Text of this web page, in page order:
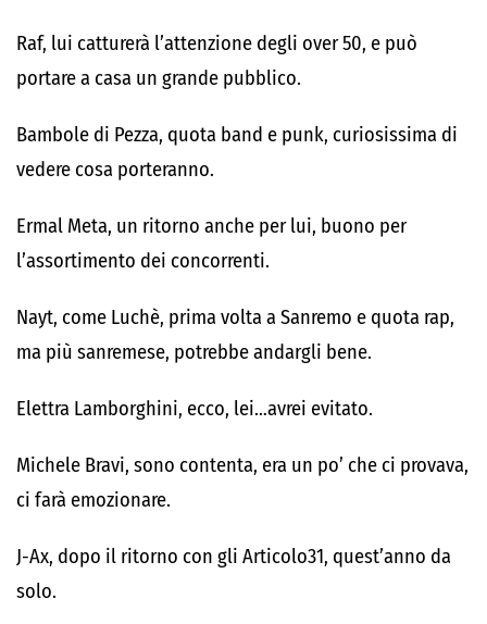
Raf, lui catturerà l’attenzione degli over 50, e può
portare a casa un grande pubblico.
Bambole di Pezza, quota band e punk, curiosissima di
vedere cosa porteranno.
Ermal Meta, un ritorno anche per lui, buono per
l’assortimento dei concorrenti.
Nayt, come Luchè, prima volta a Sanremo e quota rap,
ma più sanremese, potrebbe andargli bene.
Elettra Lamborghini, ecco, lei…avrei evitato.
Michele Bravi, sono contenta, era un po’ che ci provava,
ci farà emozionare.
J-Ax, dopo il ritorno con gli Articolo31, quest’anno da
solo.